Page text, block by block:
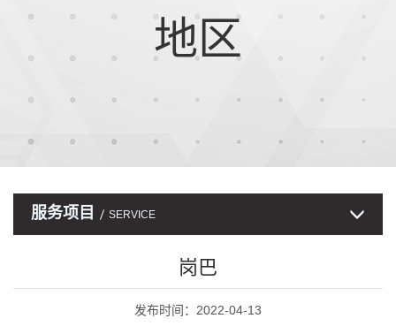
地区
服务项目 SERVICE
岗巴
发布时间：2022-04-13